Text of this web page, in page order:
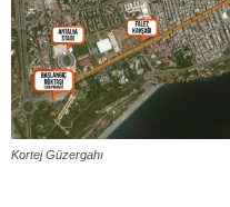
Kortej Güzergahı